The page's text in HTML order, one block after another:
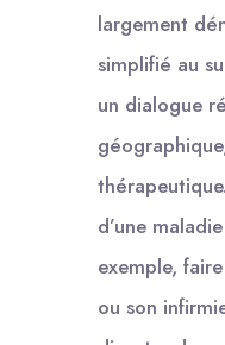
largement
simplifié au
un dialogue
d’une
exemple,
ou son